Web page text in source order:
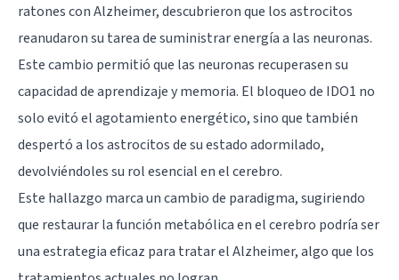
ratones con Alzheimer, descubrieron que los astrocitos
reanudaron su tarea de suministrar energía a las neuronas.
Este cambio permitió que las neuronas recuperasen su
capacidad de aprendizaje y memoria. El bloqueo de IDO1 no
solo evitó el agotamiento energético, sino que también
despertó a los astrocitos de su estado adormilado,
devolviéndoles su rol esencial en el cerebro.
Este hallazgo marca un cambio de paradigma, sugiriendo
que restaurar la función metabólica en el cerebro podría ser
una estrategia eficaz para tratar el Alzheimer, algo que los